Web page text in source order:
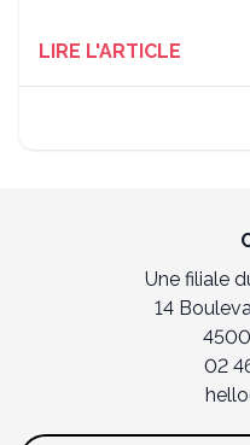
LIRE L'ARTICLE
Une filiale
14
02